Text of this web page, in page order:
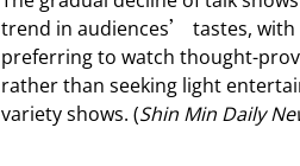
trend in audiences’ tastes, with
preferring to watch thought-
rather than seeking light
variety shows. (Shin Min Daily